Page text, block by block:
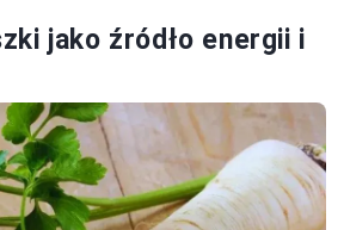
jako źródło energii i